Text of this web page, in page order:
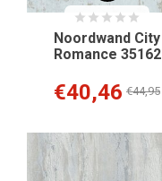
Noordwand City
Romance 35162
€40,46 €44,95